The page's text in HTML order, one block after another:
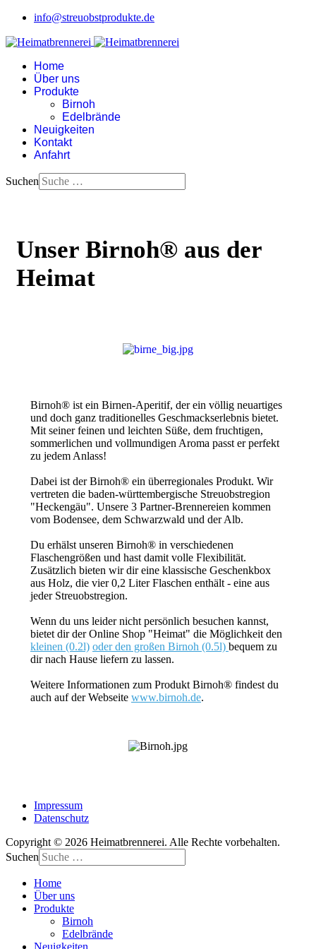
info@streuobstprodukte.de
Home
Über uns
Produkte
Birnoh
Edelbrände
Neuigkeiten
Kontakt
Anfahrt
Suchen
Unser Birnoh® aus der
Heimat
Birnoh® ist ein Birnen-Aperitif, der ein völlig neuartiges
und doch ganz traditionelles Geschmackserlebnis bietet.
Mit seiner feinen und leichten Süße, dem fruchtigen,
sommerlichen und vollmundigen Aroma passt er perfekt
zu jedem Anlass!
Dabei ist der Birnoh® ein überregionales Produkt. Wir
vertreten die baden-württembergische Streuobstregion
"Heckengäu". Unsere 3 Partner-Brennereien kommen
vom Bodensee, dem Schwarzwald und der Alb.
Du erhälst unseren Birnoh® in verschiedenen
Flaschengrößen und hast damit volle Flexibilität.
Zusätzlich bieten wir dir eine klassische Geschenkbox
aus Holz, die vier 0,2 Liter Flaschen enthält - eine aus
jeder Streuobstregion.
Wenn du uns leider nicht persönlich besuchen kannst,
bietet dir der Online Shop "Heimat" die Möglichkeit den
kleinen (0.2l) oder den großen Birnoh (0.5l) bequem zu
dir nach Hause liefern zu lassen.
Weitere Informationen zum Produkt Birnoh® findest du
auch auf der Webseite www.birnoh.de.
Impressum
Datenschutz
Copyright © 2026 Heimatbrennerei. Alle Rechte vorbehalten.
Suchen
Home
Über uns
Produkte
Birnoh
Edelbrände
Neuigkeiten